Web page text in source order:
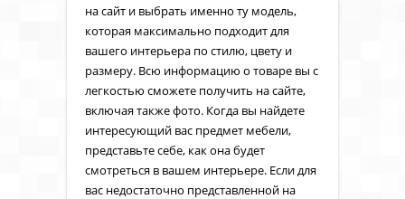
на сайт и выбрать именно ту модель,
которая максимально подходит для
вашего интерьера по стилю, цвету и
размеру. Всю информацию о товаре вы с
легкостью сможете получить на сайте,
включая также фото. Когда вы найдете
интересующий вас предмет мебели,
представьте себе, как она будет
смотреться в вашем интерьере. Если для
вас недостаточно представленной на